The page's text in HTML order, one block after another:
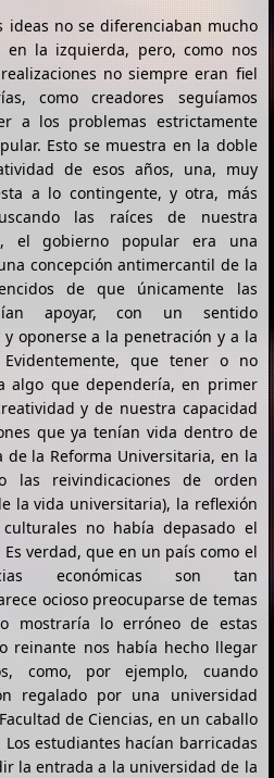
ideas no se diferenciaban mucho
en la izquierda, pero, como nos
no siempre eran fiel
como creadores seguíamos
a los problemas estrictamente
Esto se muestra en la doble
de esos años, una, muy
a lo contingente, y otra, más
las raíces de nuestra
el gobierno popular era una
concepción antimercantil de la
de que únicamente las
apoyar, con un sentido
oponerse a la penetración y a la
que tener o no
algo que dependería, en primer
y de nuestra capacidad
que ya tenían vida dentro de
la Reforma Universitaria, en la
las reivindicaciones de orden
la vida universitaria), la reflexión
no había depasado el
verdad, que en un país como el
económicas son tan
ocioso preocuparse de temas
mostraría lo erróneo de estas
reinante nos había hecho llegar
como, por ejemplo, cuando
regalado por una universidad
de Ciencias, en un caballo
estudiantes hacían barricadas
la entrada a la universidad de la